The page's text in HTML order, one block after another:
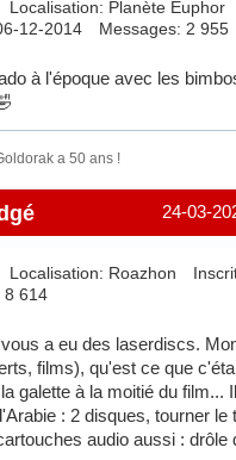
Localisation: Planète Euphor
12-2014
Messages: 2 955
à l'époque avec les
a 50 ans !
24-03-
Localisation: Roazhon
8 614
a eu des laserdiscs.
films), qu'est ce que
galette à la moitié du film...
: 2 disques, tourner le
audio aussi : drôle